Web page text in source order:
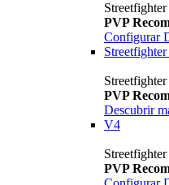
PVP
Configurar
PVP
Descubrir
V4
PVP